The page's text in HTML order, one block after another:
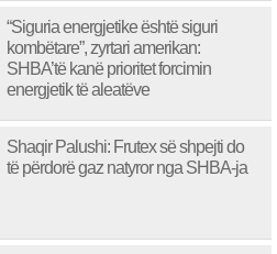
“Siguria energjetike është siguri
kombëtare”, zyrtari amerikan:
SHBA’të kanë prioritet forcimin
energjetik të aleatëve
Shaqir Palushi: Frutex së shpejti do
të përdorë gaz natyror nga SHBA-ja